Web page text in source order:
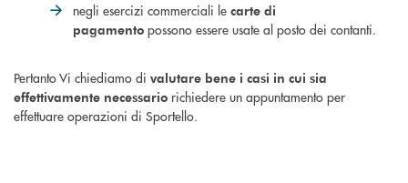
negli esercizi commerciali le carte di
pagamento possono essere usate al posto dei contanti.
Pertanto Vi chiediamo di valutare bene i casi in cui sia
effettivamente necessario richiedere un appuntamento per
effettuare operazioni di Sportello.